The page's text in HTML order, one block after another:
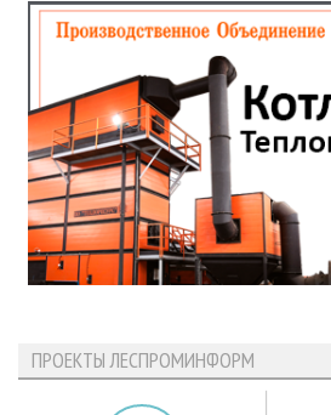
ПРОЕКТЫ ЛЕСПРОМИНФОРМ